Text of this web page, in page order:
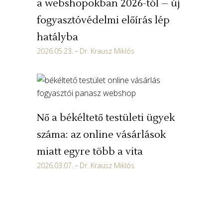
a webshopokban 2026-tól – új
fogyasztóvédelmi előírás lép
hatályba
2026.05.23. Dr. Krausz Miklós
Nő a békéltető testületi ügyek
száma: az online vásárlások
miatt egyre több a vita
2026.03.07. Dr. Krausz Miklós